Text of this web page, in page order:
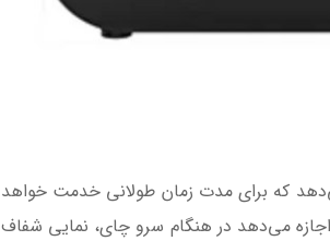
که برای مدت زمان طولانی خدمت خواهد
که این به شما اجازه می‌دهد در هنگام سرو چای، نمایی شفاف